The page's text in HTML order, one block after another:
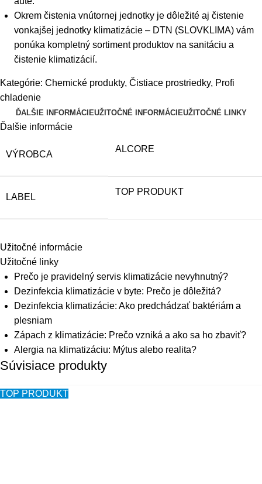
Okrem čistenia vnútornej jednotky je dôležité aj čistenie
vonkajšej jednotky klimatizácie – DTN (SLOVKLIMA) vám
ponúka kompletný sortiment produktov na sanitáciu a
čistenie klimatizácií.
Kategórie: Chemické produkty, Čistiace prostriedky, Profi
chladenie
ĎALŠIE INFORMÁCIEUŽITOČNÉ INFORMÁCIEUŽITOČNÉ LINKY
Ďalšie informácie
VÝROBCA
ALCORE
LABEL
TOP PRODUKT
Užitočné informácie
Užitočné linky
Prečo je pravidelný servis klimatizácie nevyhnutný?
Dezinfekcia klimatizácie v byte: Prečo je dôležitá?
Dezinfekcia klimatizácie: Ako predchádzať baktériám a
plesniam
Zápach z klimatizácie: Prečo vzniká a ako sa ho zbaviť?
Alergia na klimatizáciu: Mýtus alebo realita?
Súvisiace produkty
TOP PRODUKT